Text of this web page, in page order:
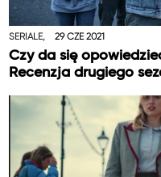
SERIALE, 29 CZE 2021
Czy da się
Recenzja drugiego